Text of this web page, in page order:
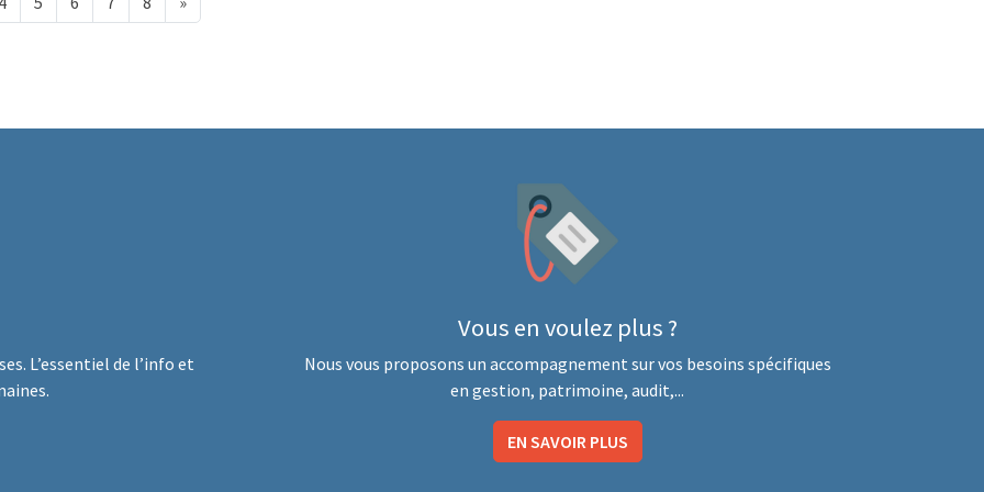
L’essentiel de l’info et
Vous en voulez plus ?
Nous vous proposons un accompagnement sur vos besoins spécifiques
en gestion, patrimoine, audit,...
EN SAVOIR PLUS